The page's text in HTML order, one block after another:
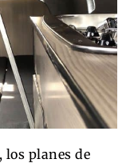
los planes de